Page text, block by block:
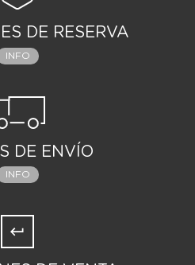
DE RESERVA
INFO
DE ENVÍO
INFO